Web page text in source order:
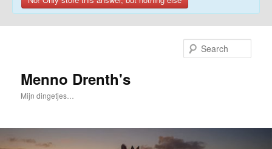
Menno Drenth's
Mijn dingetjes…